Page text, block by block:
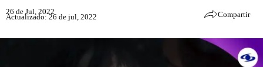
26 de Jul, 2022
Actualizado: 26 de jul, 2022 Compartir